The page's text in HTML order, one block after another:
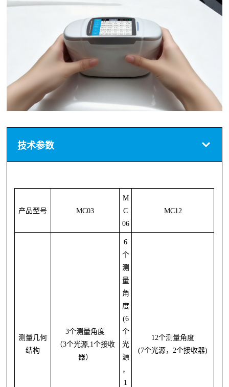
技术参数
产品型号 MC03
M
C
06
MC12
测量几何
结构
3个测量角度
（3个光源,1个接收
器）
6
个
测
量
角
度
(6
个
光
源
，
1
12个测量角度
(7个光源，2个接收器)